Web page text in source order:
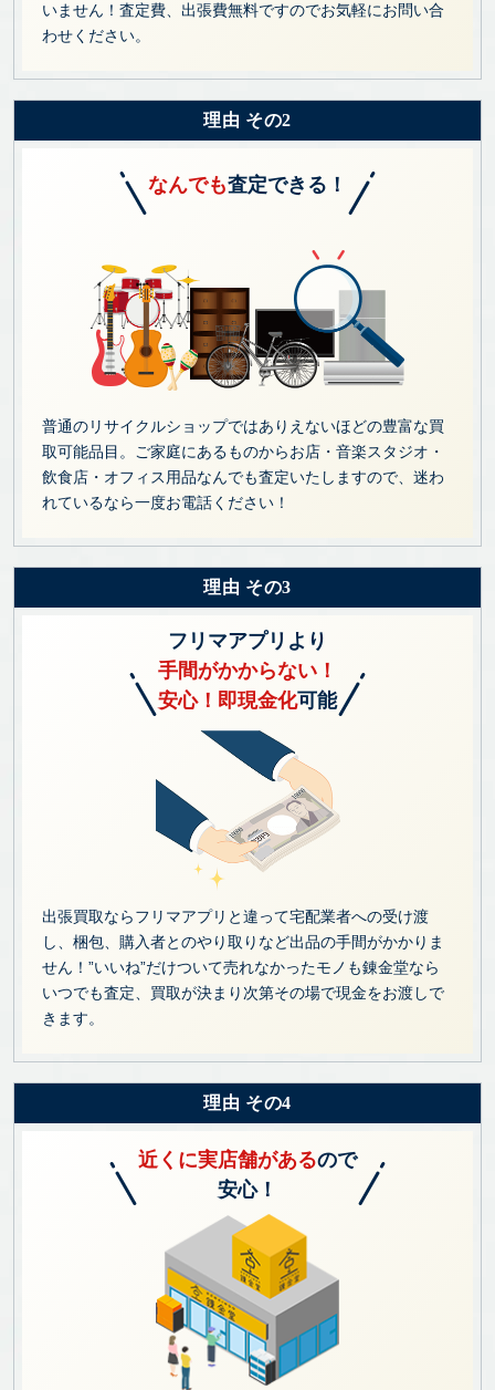
いません！査定費、出張費無料ですのでお気軽にお問い合
わせください。
理由 その2
なんでも査定できる！
普通のリサイクルショップではありえないほどの豊富な買
取可能品目。ご家庭にあるものからお店・音楽スタジオ・
飲食店・オフィス用品なんでも査定いたしますので、迷わ
れているなら一度お電話ください！
理由 その3
フリマアプリより
手間がかからない！
安心！即現金化可能
出張買取ならフリマアプリと違って宅配業者への受け渡
し、梱包、購入者とのやり取りなど出品の手間がかかりま
せん！”いいね”だけついて売れなかったモノも錬金堂なら
いつでも査定、買取が決まり次第その場で現金をお渡しで
きます。
理由 その4
近くに実店舗があるので
安心！